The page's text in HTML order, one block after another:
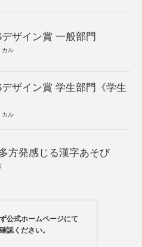
ザイン賞 一般部門
カル
ザイン賞 学生部門《学生
カル
方発感じる漢字あそび
公式ホームページにて
認ください。